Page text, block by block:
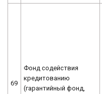
69
Фонд содействия
кредитованию
(гарантийный фонд,